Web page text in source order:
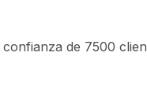
confianza de 7500